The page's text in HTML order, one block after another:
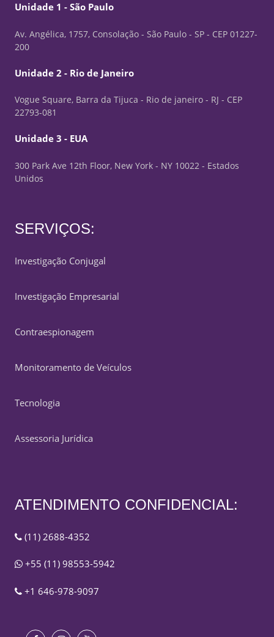
Unidade 1 - São Paulo
Av. Angélica, 1757, Consolação - São Paulo - SP - CEP 01227-
200
Unidade 2 - Rio de Janeiro
Vogue Square, Barra da Tijuca - Rio de janeiro - RJ - CEP
22793-081
Unidade 3 - EUA
300 Park Ave 12th Floor, New York - NY 10022 - Estados
Unidos
SERVIÇOS:
Investigação Conjugal
Investigação Empresarial
Contraespionagem
Monitoramento de Veículos
Tecnologia
Assessoria Jurídica
ATENDIMENTO CONFIDENCIAL:
(11) 2688-4352
+55 (11) 98553-5942
+1 646-978-9097